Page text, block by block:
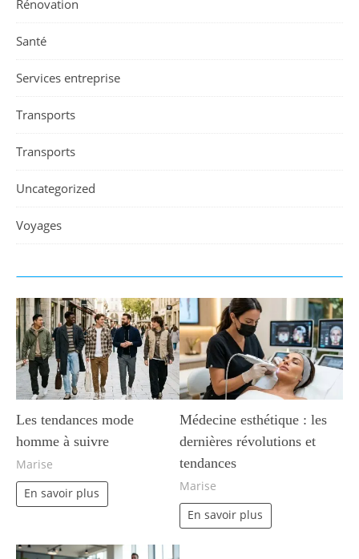
Rénovation
Santé
Services entreprise
Transports
Transports
Uncategorized
Voyages
Les tendances mode
homme à suivre
Marise
En savoir plus
Médecine esthétique : les
dernières révolutions et
tendances
Marise
En savoir plus